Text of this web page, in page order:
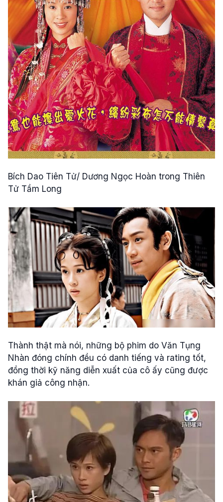
Bích Dao Tiên Tử/ Dương Ngọc Hoàn trong Thiên
Tử Tầm Long
Thành thật mà nói, những bộ phim do Văn Tụng
Nhàn đóng chính đều có danh tiếng và rating tốt,
đồng thời kỹ năng diễn xuất của cô ấy cũng được
khán giả công nhận.